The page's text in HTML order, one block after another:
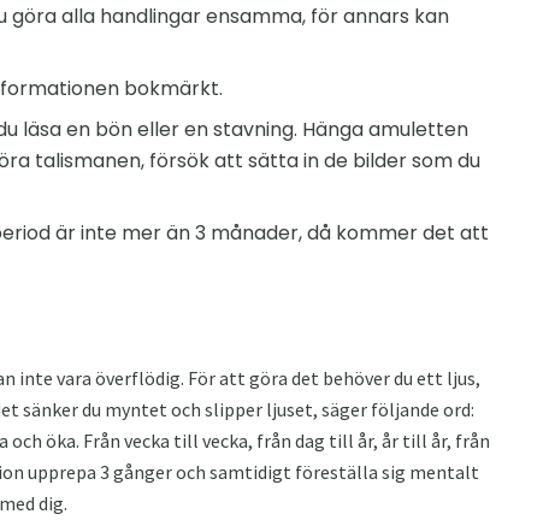
alla handlingar ensamma, för annars kan
bokmärkt.
läsa en bön eller en stavning. Hänga amuletten
talismanen, försök att sätta in de bilder som du
är inte mer än 3 månader, då kommer det att
inte vara överflödig. För att göra det behöver du ett ljus,
sänker du myntet och slipper ljuset, säger följande ord:
öka. Från vecka till vecka, från dag till år, år till år, från
upprepa 3 gånger och samtidigt föreställa sig mentalt
dig.